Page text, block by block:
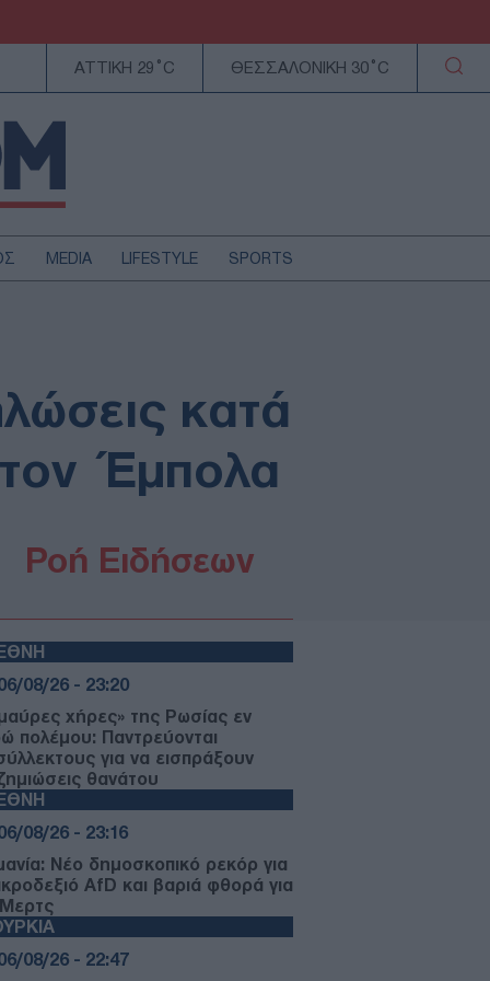
ΑΤΤΙΚΗ 29°C ΘΕΣΣΑΛΟΝΙΚΗ 30°C
MEDIA LIFESTYLE SPORTS
ΤΕΧΝΟΛΟΓΙΑ
κατά
Έμπολα
Ροή Ειδήσεων
08/26 - 23:20
χήρες» της Ρωσίας εν
πολέμου: Παντρεύονται
για να εισπράξουν
θανάτου
08/26 - 23:16
Νέο δημοσκοπικό ρεκόρ για
AfD και βαριά φθορά για
08/26 - 22:47